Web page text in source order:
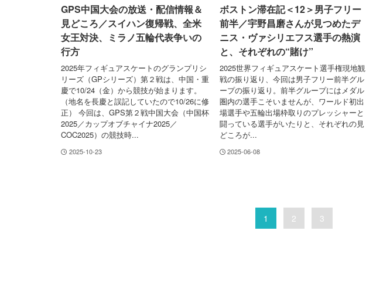
GPS中国大会の放送・配信情報＆
見どころ／スイハン復帰戦、全米
女王対決、ミラノ五輪代表争いの
行方
2025年フィギュアスケートのグランプリシ
リーズ（GPシリーズ）第２戦は、中国・重
慶で10/24（金）から競技が始まります。
（地名を長慶と誤記していたので10/26に修
正） 今回は、GPS第２戦中国大会（中国杯
2025／カップオブチャイナ2025／
COC2025）の競技時...
2025-10-23
ボストン滞在記＜12＞男子フリー
前半／宇野昌磨さんが見つめたデ
ニス・ヴァシリエフス選手の熱演
と、それぞれの“賭け”
2025世界フィギュアスケート選手権現地観
戦の振り返り、今回は男子フリー前半グル
ープの振り返り。前半グループにはメダル
圏内の選手こそいませんが、ワールド初出
場選手や五輪出場枠取りのプレッシャーと
闘っている選手がいたりと、それぞれの見
どころが...
2025-06-08
1 2 3